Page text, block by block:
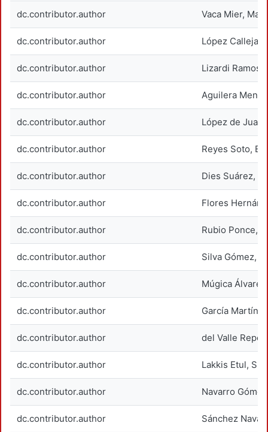
dc.contributor.author Vaca Mier,
dc.contributor.author López
dc.contributor.author Lizardi Ramos,
dc.contributor.author Aguilera
dc.contributor.author López de
dc.contributor.author Reyes Soto,
dc.contributor.author Dies Suárez,
dc.contributor.author Flores
dc.contributor.author Rubio Ponce,
dc.contributor.author Silva Gómez,
dc.contributor.author Múgica
dc.contributor.author García
dc.contributor.author del Valle
dc.contributor.author Lakkis Etul,
dc.contributor.author Navarro
dc.contributor.author Sánchez